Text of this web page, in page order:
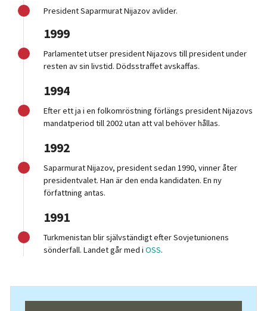
President Saparmurat Nijazov avlider.
1999
Parlamentet utser president Nijazovs till president under
resten av sin livstid. Dödsstraffet avskaffas.
1994
Efter ett ja i en folkomröstning förlängs president Nijazovs
mandatperiod till 2002 utan att val behöver hållas.
1992
Saparmurat Nijazov, president sedan 1990, vinner åter
presidentvalet. Han är den enda kandidaten. En ny
författning antas.
1991
Turkmenistan blir självständigt efter Sovjetunionens
sönderfall. Landet går med iOSS.